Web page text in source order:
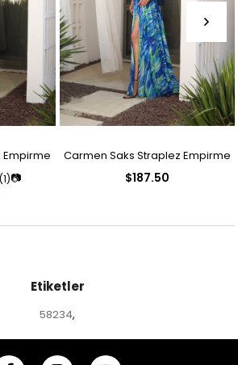
Empirme
(1)📷
Carmen Saks Straplez Empirme
$187.50
Etiketler
58234,